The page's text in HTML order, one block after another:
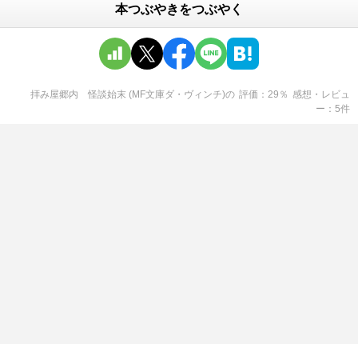
本つぶやきをつぶやく
拝み屋郷内 怪談始末 (MF文庫ダ・ヴィンチ)の 評価 29 ％ 感想・レビュ
ー
5件